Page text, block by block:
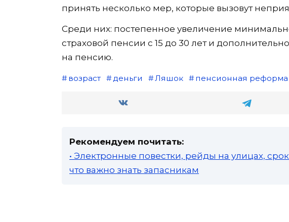
принять несколько мер, которые вызовут
Среди них: постепенное увеличение
страховой пенсии с 15 до 30 лет и
на пенсию.
возраст деньги Ляшок пенсионная реформа
Рекомендуем почитать:
• Электронные повестки, рейды на улицах,
что важно знать запасникам